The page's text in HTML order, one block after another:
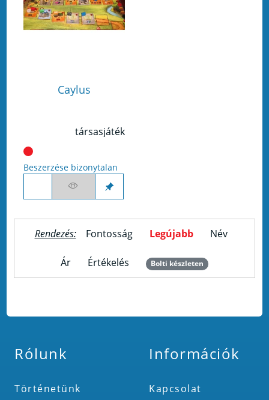
Caylus
társasjáték
Beszerzése bizonytalan
Rendezés: Fontosság Legújabb Név
Ár Értékelés Bolti készleten
Rólunk
Történetünk
Információk
Kapcsolat